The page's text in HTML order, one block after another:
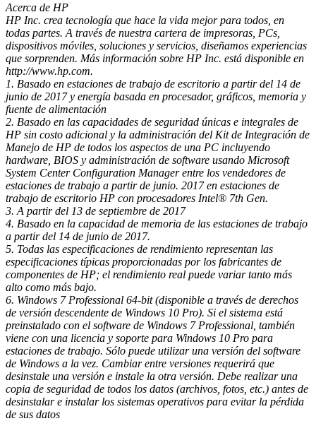
Acerca de HP
HP Inc. crea tecnología que hace la vida mejor para todos, en
todas partes. A través de nuestra cartera de impresoras, PCs,
dispositivos móviles, soluciones y servicios, diseñamos experiencias
que sorprenden. Más información sobre HP Inc. está disponible en
http://www.hp.com.
1. Basado en estaciones de trabajo de escritorio a partir del 14 de
junio de 2017 y energía basada en procesador, gráficos, memoria y
fuente de alimentación
2. Basado en las capacidades de seguridad únicas e integrales de
HP sin costo adicional y la administración del Kit de Integración de
Manejo de HP de todos los aspectos de una PC incluyendo
hardware, BIOS y administración de software usando Microsoft
System Center Configuration Manager entre los vendedores de
estaciones de trabajo a partir de junio. 2017 en estaciones de
trabajo de escritorio HP con procesadores Intel® 7th Gen.
3. A partir del 13 de septiembre de 2017
4. Basado en la capacidad de memoria de las estaciones de trabajo
a partir del 14 de junio de 2017.
5. Todas las especificaciones de rendimiento representan las
especificaciones típicas proporcionadas por los fabricantes de
componentes de HP; el rendimiento real puede variar tanto más
alto como más bajo.
6. Windows 7 Professional 64-bit (disponible a través de derechos
de versión descendente de Windows 10 Pro). Si el sistema está
preinstalado con el software de Windows 7 Professional, también
viene con una licencia y soporte para Windows 10 Pro para
estaciones de trabajo. Sólo puede utilizar una versión del software
de Windows a la vez. Cambiar entre versiones requerirá que
desinstale una versión e instale la otra versión. Debe realizar una
copia de seguridad de todos los datos (archivos, fotos, etc.) antes de
desinstalar e instalar los sistemas operativos para evitar la pérdida
de sus datos